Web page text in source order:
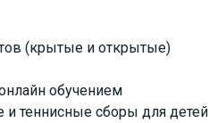
(крытые и открытые)
обучением
и теннисные сборы для детей